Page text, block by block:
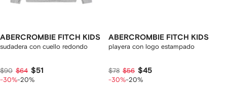
ABERCROMBIE FITCH KIDS
sudadera con cuello redondo
$90 $64 $51
-30%-20%
ABERCROMBIE FITCH KIDS
playera con logo estampado
$78 $56 $45
-30%-20%